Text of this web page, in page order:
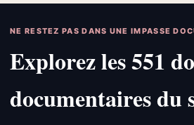
NE RESTEZ PAS DANS UNE IMPASSE
Explorez les 551
documentaires du